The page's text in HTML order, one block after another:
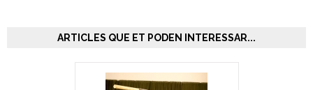
ARTICLES QUE ET PODEN INTERESSAR...